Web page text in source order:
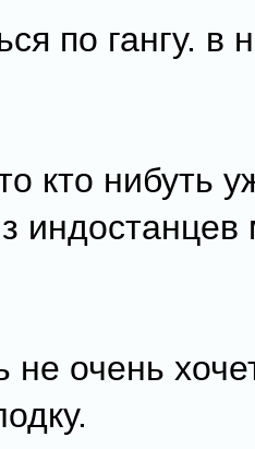
по гангу. в
кто нибуть
индостанцев
не очень